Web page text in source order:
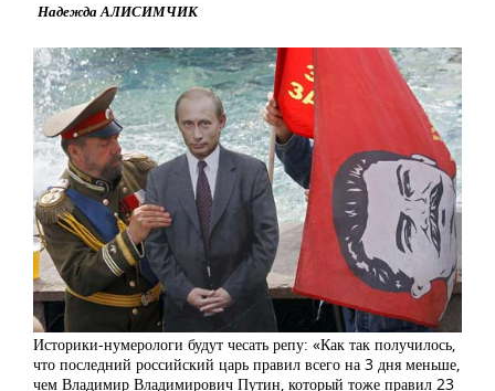
Надежда АЛИСИМЧИК
Историки-нумерологи будут чесать репу: «Как так получилось,
что последний российский царь правил всего на 3 дня меньше,
чем Владимир Владимирович Путин, который тоже правил 23